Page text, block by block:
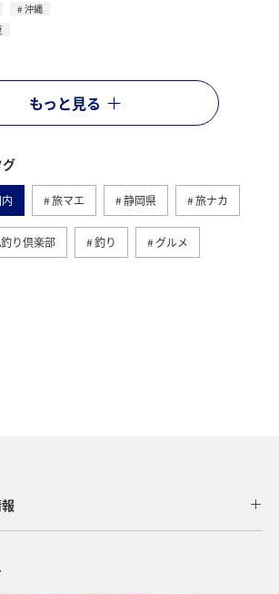
沖縄
もっと見る
旅マエ 静岡県 旅ナカ
り倶楽部 釣り グルメ
名古屋 フォトジェニックな写真を撮る